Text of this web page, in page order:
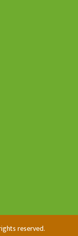
reserved.